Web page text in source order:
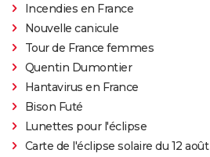
Incendies en France
Nouvelle canicule
Tour de France femmes
Quentin Dumontier
Hantavirus en France
Bison Futé
Lunettes pour l'éclipse
Carte de l'éclipse solaire du 12 août